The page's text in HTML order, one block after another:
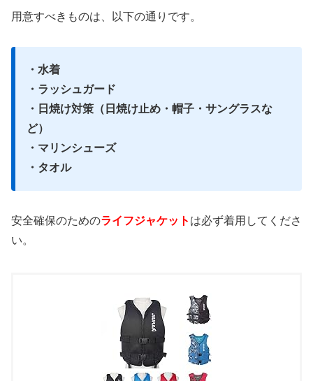
用意すべきものは、以下の通りです。
・水着
・ラッシュガード
・日焼け対策（日焼け止め・帽子・サングラスな
ど）
・マリンシューズ
・タオル
安全確保のためのライフジャケット は必ず着用してくださ
い。